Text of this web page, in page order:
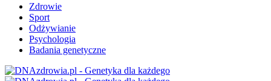
Zdrowie
Sport
Odżywianie
Psychologia
Badania genetyczne